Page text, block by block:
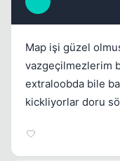
Map işi güzel
vazgeçilmezlerim
extraloobda bile
kickliyorlar doru